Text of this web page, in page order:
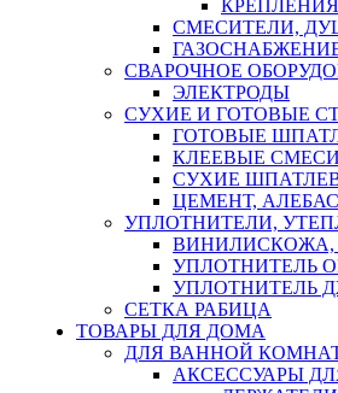
СМЕСИТЕЛИ,
СВАРОЧНОЕ
ЭЛЕКТРОДЫ
СУХИЕ И ГОТОВЫЕ
ГОТОВЫЕ
КЛЕЕВЫЕ
СУХИЕ
ЦЕМЕНТ,
УПЛОТНИТЕЛИ,
ВИНИЛИСКОЖА,
УПЛОТНИТЕЛЬ
УПЛОТНИТЕЛЬ
СЕТКА РАБИЦА
ТОВАРЫ ДЛЯ ДОМА
ДЛЯ ВАННОЙ
АКСЕССУАРЫ